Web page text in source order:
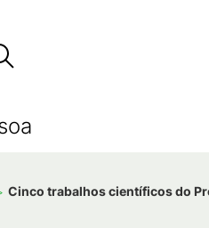
Cinco trabalhos científicos do